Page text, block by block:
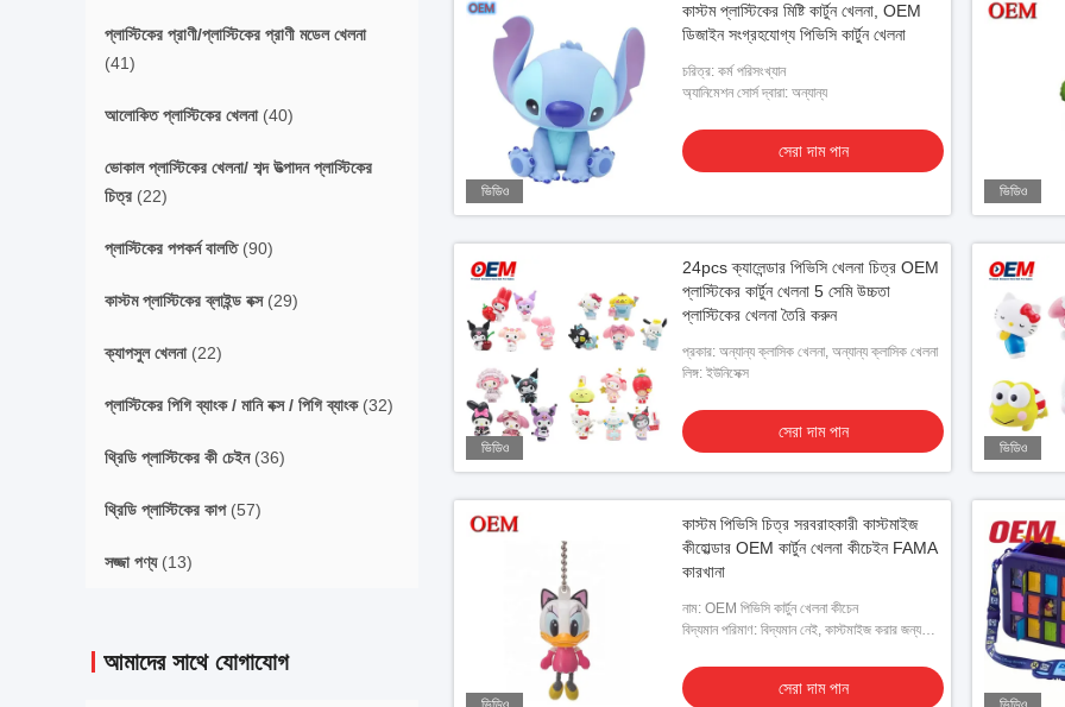
প্লাস্টিকের প্রাণী/প্লাস্টিকের প্রাণী মডেল খেলনা
(41)
আলোকিত প্লাস্টিকের খেলনা(40)
ভোকাল প্লাস্টিকের খেলনা/ শব্দ উত্পাদন প্লাস্টিকের
চিত্র (22)
প্লাস্টিকের পপকর্ন বালতি(90)
কাস্টম প্লাস্টিকের ব্লাইন্ড বক্স(29)
ক্যাপসুল খেলনা(22)
প্লাস্টিকের পিগি ব্যাংক / মানি বক্স / পিগি ব্যাংক(32)
থ্রিডি প্লাস্টিকের কী চেইন(36)
থ্রিডি প্লাস্টিকের কাপ(57)
সজ্জা পণ্য(13)
আমাদের সাথে যোগাযোগ
ভিডিও
কাস্টম প্লাস্টিকের মিষ্টি কার্টুন খেলনা, OEM
ডিজাইন সংগ্রহযোগ্য পিভিসি কার্টুন খেলনা
চরিত্র: কর্ম পরিসংখ্যান
অ্যানিমেশন সোর্স দ্বারা: অন্যান্য
সেরা দাম পান
ভিডিও
ভিডিও
24pcs ক্যালেন্ডার পিভিসি খেলনা চিত্র OEM
প্লাস্টিকের কার্টুন খেলনা 5 সেমি উচ্চতা
প্লাস্টিকের খেলনা তৈরি করুন
প্রকার: অন্যান্য ক্লাসিক খেলনা, অন্যান্য ক্লাসিক খেলনা
লিঙ্গ: ইউনিসেক্স
সেরা দাম পান
ভিডিও
কাস্টম পিভিসি চিত্র সরবরাহকারী কাস্টমাইজ
কীহোল্ডার OEM কার্টুন খেলনা কীচেইন FAMA
কারখানা
নাম: OEM পিভিসি কার্টুন খেলনা কীচেন
বিদ্যমান পরিমাণ: বিদ্যমান নেই, কাস্টমাইজ করার জন্য
সেরা দাম পান